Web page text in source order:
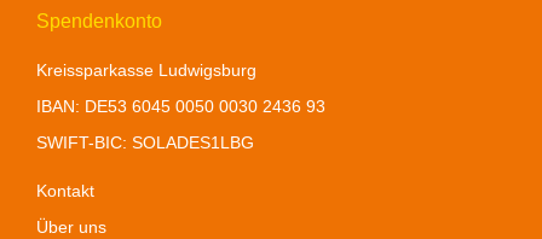
Spendenkonto
Kreissparkasse Ludwigsburg
IBAN: DE53 6045 0050 0030 2436 93
SWIFT-BIC: SOLADES1LBG
Kontakt
Über uns